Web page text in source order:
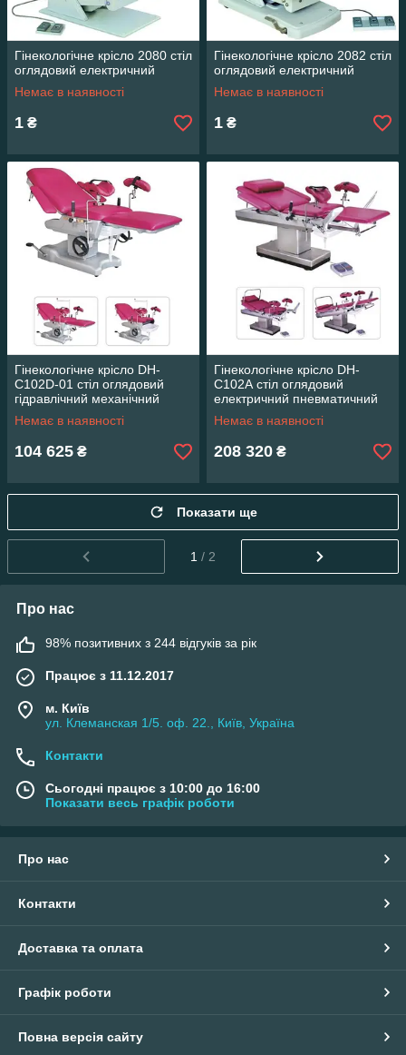
Гінекологічне крісло 2080 стіл
оглядовий електричний
Немає в наявності
1 ₴
Гінекологічне крісло 2082 стіл
оглядовий електричний
Немає в наявності
1 ₴
Гінекологічне крісло DH-
C102D-01 стіл оглядовий
гідравлічний механічний
механічний
Немає в наявності
104 625 ₴
Гінекологічне крісло DH-
C102А стіл оглядовий
електричний пневматичний
електричний механічний
Немає в наявності
208 320 ₴
Показати ще
1 / 2
Про нас
98% позитивних з 244 відгуків за рік
Працює з 11.12.2017
м. Київ
ул. Клеманская 1/5. оф. 22., Київ, Україна
Контакти
Сьогодні працює з 10:00 до 16:00
Показати весь графік роботи
Про нас
Контакти
Доставка та оплата
Графік роботи
Повна версія сайту